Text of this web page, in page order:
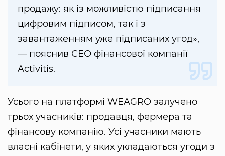
продажу: як із можливістю підписання
цифровим підписом, так і з
завантаженням уже підписаних угод»,
— пояснив СЕО фінансової компанії
Activitis.
Усього на платформі WEAGRO залучено
трьох учасників: продавця, фермера та
фінансову компанію. Усі учасники мають
власні кабінети, у яких укладаються угоди з